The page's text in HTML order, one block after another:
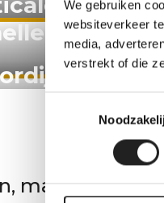
We gebruiken
websiteverkeer
media,
verstrekt of die
maken en